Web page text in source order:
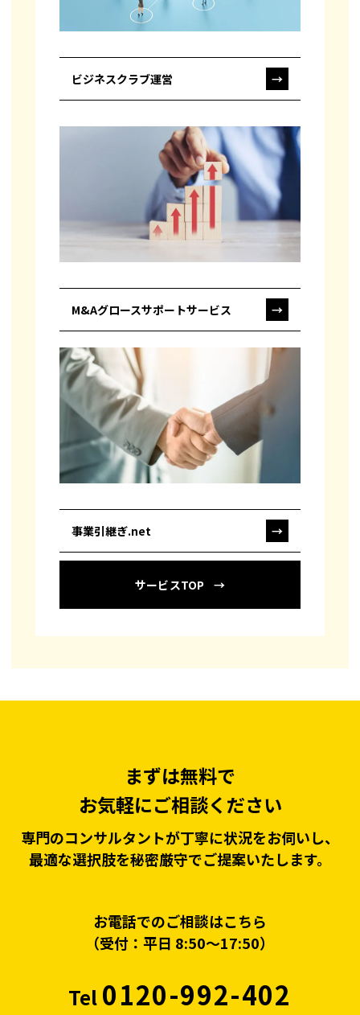
ビジネスクラブ運営 →
M&Aグロースサポートサービス →
事業引継ぎ.net →
サービスTOP
まずは無料で
お気軽にご相談ください
専門のコンサルタントが丁寧に状況をお伺いし、
最適な選択肢を秘密厳守でご提案いたします。
お電話でのご相談はこちら
（受付：平日 8:50〜17:50）
Tel0120-992-402